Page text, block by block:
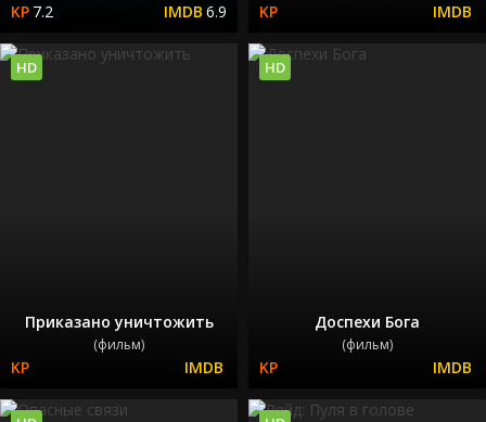
7.2 6.9
Приказано уничтожить
(фильм)
HD
Доспехи Бога
(фильм)
HD